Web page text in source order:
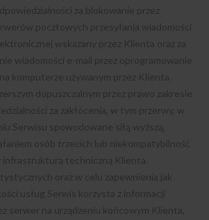
za blokowanie przez
pocztowych przesyłania wiadomości
wskazany przez Klienta oraz za
wiadomości e-mail przez oprogramowanie
komputerze używanym przez Klienta.
dopuszczalnym przez prawo zakresie
za zakłócenia, w tym przerwy, w
Serwisu spowodowane siłą wyższą,
osób trzecich lub niekompatybilność
infrastrukturą techniczną Klienta.
oraz w celu zapewnienia jak
usług Serwis korzysta z informacji
serwer na urządzeniu końcowym Klienta,